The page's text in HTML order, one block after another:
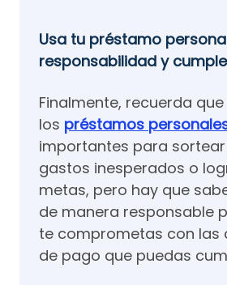
Usa tu préstamo
responsabilidad y
Finalmente, recuerda que
los préstamos
importantes para
gastos inesperados o
metas, pero hay que
de manera responsable
te comprometas con las
de pago que puedas